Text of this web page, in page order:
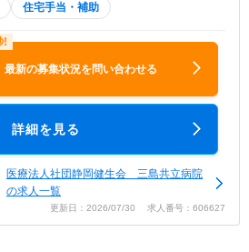
住宅手当・補助
最新の募集状況を問い合わせる
詳細を見る
医療法人社団静岡健生会 三島共立病院
の求人一覧
更新日：2026/07/30 求人番号：606627